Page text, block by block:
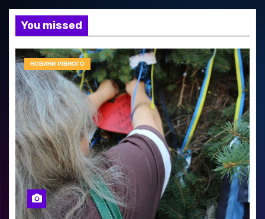
You missed
НОВИНИ РІВНОГО